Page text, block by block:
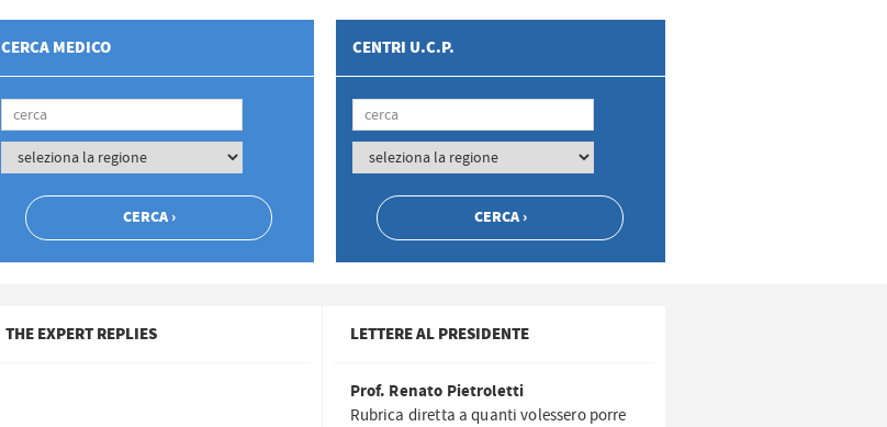
CERCA MEDICO CENTRI U.C.P.
THE EXPERT REPLIES LETTERE AL PRESIDENTE
Prof. Renato Pietroletti
Rubrica diretta a quanti volessero porre